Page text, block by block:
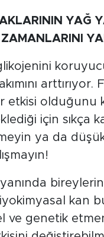
YAĞ
ZAMANLARINI
etkisi
için
ya da
kan
ve genetik